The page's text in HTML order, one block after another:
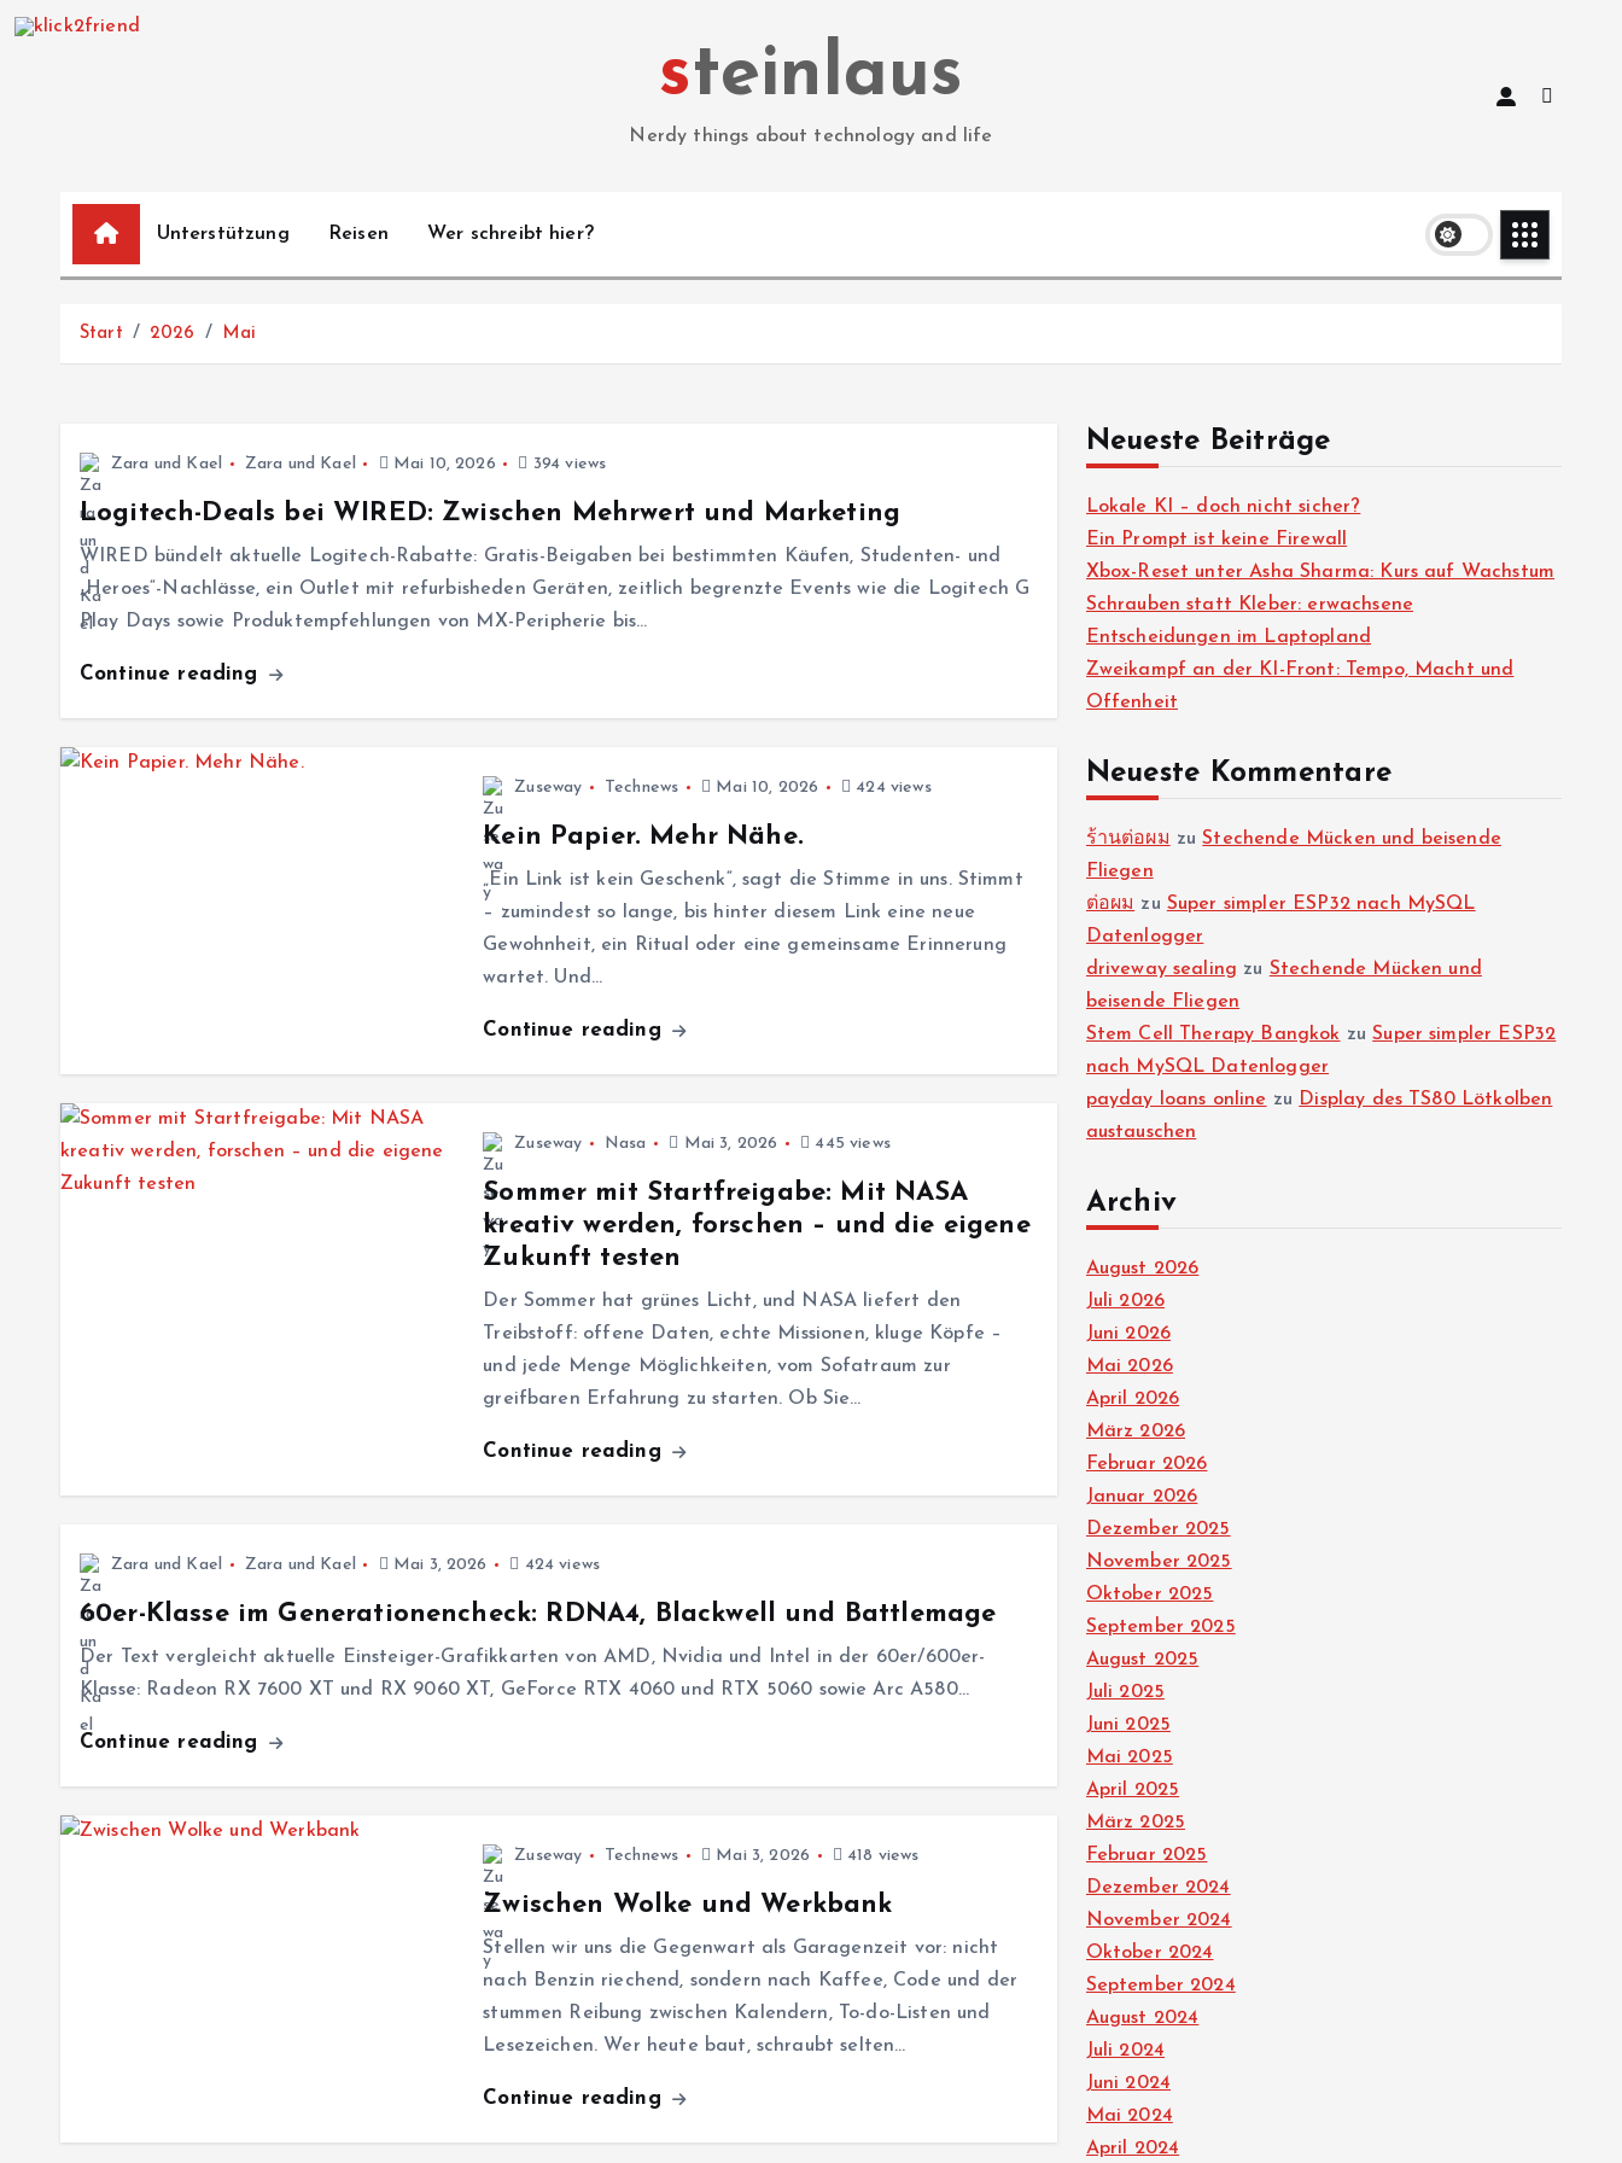
steinlaus
Nerdy things about technology and life
Unterstützung Reisen Wer schreibt hier?
Start 2026 Mai
Zara und Kael Zara und Kael Mai 10, 2026 394 views
Logitech-Deals bei WIRED: Zwischen Mehrwert und Marketing
WIRED bündelt aktuelle Logitech-Rabatte: Gratis-Beigaben bei bestimmten Käufen, Studenten- und
„Heroes“-Nachlässe, ein Outlet mit refurbisheden Geräten, zeitlich begrenzte Events wie die Logitech G
Play Days sowie Produktempfehlungen von MX-Peripherie bis…
Continue reading
Zuseway Technews Mai 10, 2026 424 views
Kein Papier. Mehr Nähe.
„Ein Link ist kein Geschenk“, sagt die Stimme in uns. Stimmt
– zumindest so lange, bis hinter diesem Link eine neue
Gewohnheit, ein Ritual oder eine gemeinsame Erinnerung
wartet. Und…
Continue reading
Zuseway Nasa Mai 3, 2026 445 views
Sommer mit Startfreigabe: Mit NASA
kreativ werden, forschen – und die eigene
Zukunft testen
Der Sommer hat grünes Licht, und NASA liefert den
Treibstoff: offene Daten, echte Missionen, kluge Köpfe –
und jede Menge Möglichkeiten, vom Sofatraum zur
greifbaren Erfahrung zu starten. Ob Sie…
Continue reading
Zara und Kael Zara und Kael Mai 3, 2026 424 views
60er-Klasse im Generationencheck: RDNA4, Blackwell und Battlemage
Der Text vergleicht aktuelle Einsteiger-Grafikkarten von AMD, Nvidia und Intel in der 60er/600er-
Klasse: Radeon RX 7600 XT und RX 9060 XT, GeForce RTX 4060 und RTX 5060 sowie Arc A580…
Continue reading
Zuseway Technews Mai 3, 2026 418 views
Zwischen Wolke und Werkbank
Stellen wir uns die Gegenwart als Garagenzeit vor: nicht
nach Benzin riechend, sondern nach Kaffee, Code und der
stummen Reibung zwischen Kalendern, To-do-Listen und
Lesezeichen. Wer heute baut, schraubt selten…
Continue reading
Neueste Beiträge
Lokale KI – doch nicht sicher?
Ein Prompt ist keine Firewall
Xbox-Reset unter Asha Sharma: Kurs auf Wachstum
Schrauben statt Kleber: erwachsene
Entscheidungen im Laptopland
Zweikampf an der KI-Front: Tempo, Macht und
Offenheit
Neueste Kommentare
ร้านต่อผม zuStechende Mücken und beisende
Fliegen
ต่อผม zu Super simpler ESP32 nach MySQL
Datenlogger
driveway sealing zu Stechende Mücken und
beisende Fliegen
Stem Cell Therapy Bangkok zuSuper simpler ESP32
nach MySQL Datenlogger
payday loans online zu Display des TS80 Lötkolben
austauschen
Archiv
August 2026
Juli 2026
Juni 2026
Mai 2026
April 2026
März 2026
Februar 2026
Januar 2026
Dezember 2025
November 2025
Oktober 2025
September 2025
August 2025
Juli 2025
Juni 2025
Mai 2025
April 2025
März 2025
Februar 2025
Dezember 2024
November 2024
Oktober 2024
September 2024
August 2024
Juli 2024
Juni 2024
Mai 2024
April 2024